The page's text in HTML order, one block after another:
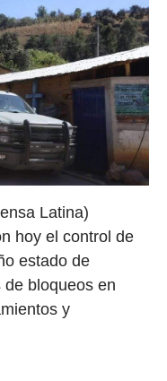
Latina)
hoy el control de
estado de
bloqueos en
y